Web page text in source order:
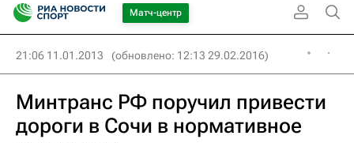
Матч-центр
21:06 11.01.2013 (обновлено: 12:13 29.02.2016)
Минтранс РФ поручил привести
дороги в Сочи в нормативное